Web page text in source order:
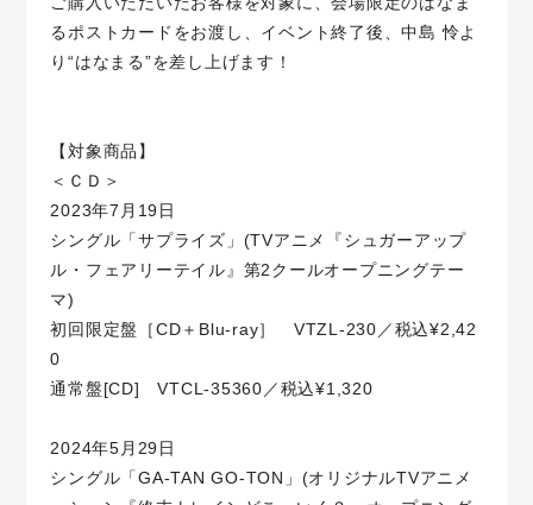
るポストカードをお渡し、イベント終了後、中島 怜よ
り“はなまる”を差し上げます！
【対象商品】
＜ＣＤ＞
2023年7月19日
シングル「サプライズ」(TVアニメ『シュガーアップ
ル・フェアリーテイル』第2クールオープニングテー
マ)
初回限定盤［CD＋Blu-ray］ VTZL-230／税込¥2,42
0
通常盤[CD] VTCL-35360／税込¥1,320
2024年5月29日
シングル「GA-TAN GO-TON」(オリジナルTVアニメ